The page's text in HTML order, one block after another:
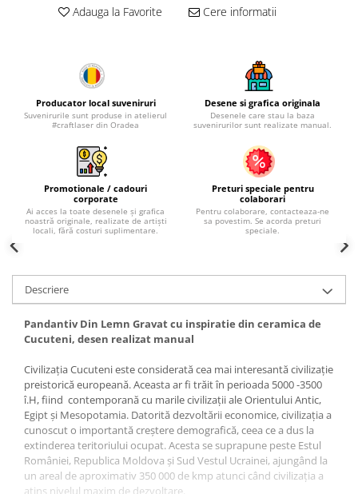
Curtea Domneasca, Targoviste
Palatul Alexandru Ioan Cuza,
Ruginoasa
Colectia medievalaAdauga la Favorite Cere informatii
Producator local suveniruri
Suvenirurile sunt produse in atelierul
#craftlaser din Oradea
Desene si grafica originala
Desenele care stau la baza
suvenirurilor sunt realizate manual.
Promotionale / cadouri
corporate
Ai acces la toate desenele și grafica
noastră originale, realizate de artiști
locali, fără costuri suplimentare.
Preturi speciale pentru
colaborari
Pentru colaborare, contacteaza-ne
sa povestim. Se acorda preturi
speciale.
Descriere
Pandantiv Din Lemn Gravat cu inspiratie din ceramica de
Cucuteni, desen realizat manual
Civilizația Cucuteni este considerată cea mai interesantă civilizație
preistorică europeană. Aceasta ar fi trăit în perioada 5000 -3500
î.H, fiind contemporană cu marile civilizații ale Orientului Antic,
Egipt și Mesopotamia. Datorită dezvoltării economice, civilizația a
cunoscut o importantă creștere demografică, ceea ce a dus la
extinderea teritoriului ocupat. Acesta se suprapune peste Estul
României, Republica Moldova și Sud Vestul Ucrainei, ajungând la
un areal de aproximativ 350 000 de kmp atunci când civilizația a
atins nivelul maxim de dezvoltare.